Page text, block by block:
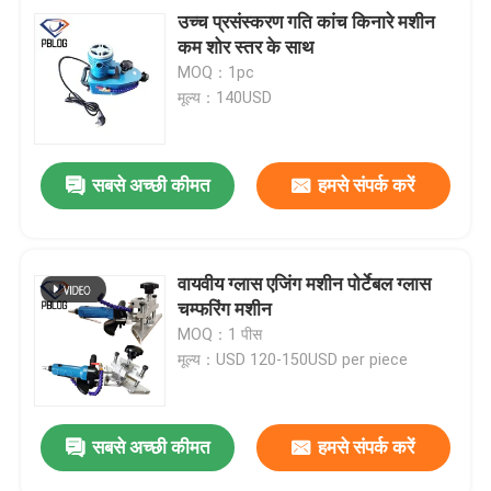
उच्च प्रसंस्करण गति कांच किनारे मशीन
कम शोर स्तर के साथ
MOQ：1pc
मूल्य：140USD
सबसे अच्छी कीमत हमसे संपर्क करें
वायवीय ग्लास एजिंग मशीन पोर्टेबल ग्लास
चम्फरिंग मशीन
MOQ：1 पीस
मूल्य：USD 120-150USD per piece
सबसे अच्छी कीमत हमसे संपर्क करें